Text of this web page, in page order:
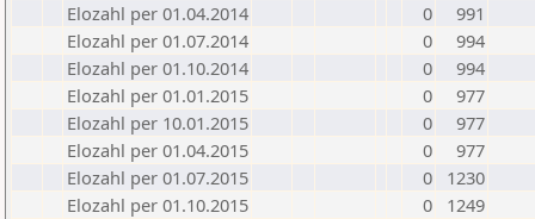
Elozahl per 01.04.2014
0
991
Elozahl per 01.07.2014
0
994
Elozahl per 01.10.2014
0
994
Elozahl per 01.01.2015
0
977
Elozahl per 10.01.2015
0
977
Elozahl per 01.04.2015
0
977
Elozahl per 01.07.2015
0
1230
Elozahl per 01.10.2015
0
1249